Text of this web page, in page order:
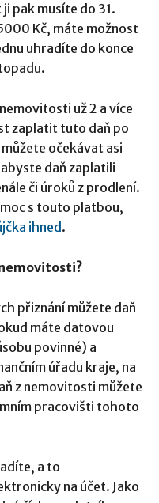
pak musíte do 31.
Kč, máte možnost
uhradíte do konce
už 2 a více
zaplatit tuto daň po
očekávat asi
daň zaplatili
či úroků z prodlení.
s touto platbou,
ihned .
přiznání můžete daň
máte datovou
povinné) a
úřadu kraje, na
z nemovitosti můžete
pracovišti tohoto
a to
na účet. Jako